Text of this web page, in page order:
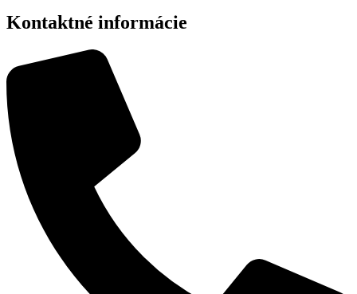
Kontaktné informácie